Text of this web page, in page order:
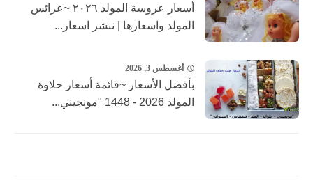
أسعار عروسة المولد ٢٠٢٦ ~عرائس
المولد واسعارها | ننشر اسعار...
أغسطس 3, 2026
بأفضل الأسعار ~قائمة أسعار حلاوة
المولد 2026 - 1448 "مونجيني...